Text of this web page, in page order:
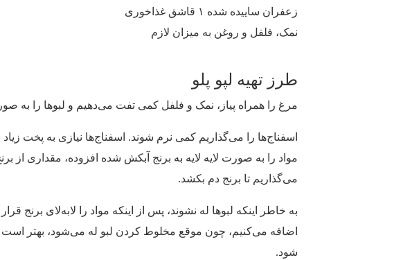
زعفران ساییده شده ۱ قاشق غذاخوری
نمک، فلفل و روغن به میزان لازم
طرز تهیه لپو پلو
مرغ را همراه پیاز، نمک و فلفل کمی تفت می‌دهیم و لبو‌ها را به
اسفناج‌ها را می‌گذاریم کمی نرم شوند. اسفناج‌ها نیازی به پخت زیاد
مواد را به صورت لایه‌ لایه به برنج آبکش شده افزوده، مقداری از
می‌گذاریم تا برنج دم بکشد.
به خاطر اینکه لبو‌ها له نشوند، پس از اینکه مواد را لابه‌لای برنج
اضافه می‌کنیم، چون موقع مخلوط کردن لبو له می‌شود، بهتر است
شود.